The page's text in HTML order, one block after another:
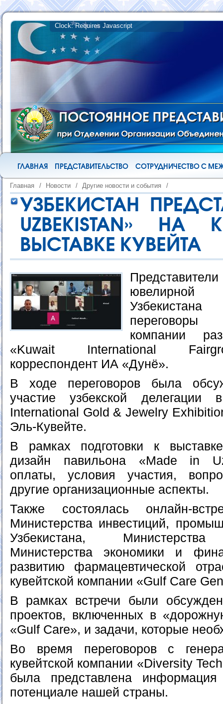
ГЛАВНАЯ ПРЕДСТАВИТЕЛЬСТВО СОТРУДНИЧЕСТВО С
Главная / Новости / Другие новости и события /
УЗБЕКИСТАН
UZBEKISTAN»
ВЫСТАВКЕ КУВЕЙТА
ювелирной
компании
«Kuwait International
корреспондент ИА «Дунё».
В ходе переговоров была
участие узбекской делегации
International Gold & Jewelry
Эль-Кувейте.
В рамках подготовки к
дизайн павильона «Made in
оплаты, условия участия,
другие организационные аспекты.
Также состоялась онлайн-
Министерства инвестиций,
Узбекистана, Министерства
Министерства экономики и
развитию фармацевтической
кувейтской компании «Gulf Care
В рамках встречи были
проектов, включенных в
«Gulf Care», и задачи, которые
Во время переговоров с
кувейтской компании «Diversity
была представлена
потенциале нашей страны.